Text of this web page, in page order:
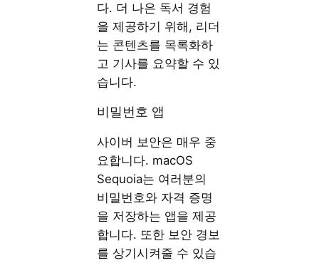
다. 더 나은 독서 경험
을 제공하기 위해, 리더
는 콘텐츠를 목록화하
고 기사를 요약할 수 있
습니다.
비밀번호 앱
사이버 보안은 매우 중
요합니다. macOS
Sequoia는 여러분의
비밀번호와 자격 증명
을 저장하는 앱을 제공
합니다. 또한 보안 경보
를 상기시켜줄 수 있습